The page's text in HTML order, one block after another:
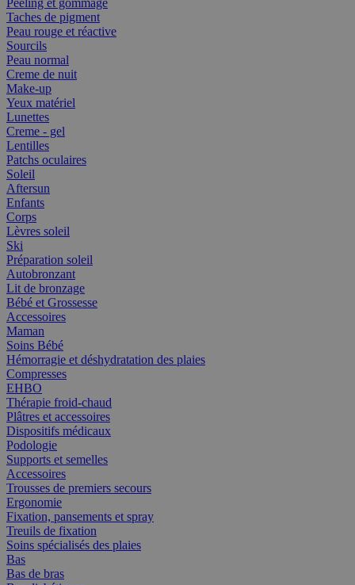
Peeling et gommage
Taches de pigment
Peau rouge et réactive
Sourcils
Peau normal
Creme de nuit
Make-up
Yeux matériel
Lunettes
Creme - gel
Lentilles
Patchs oculaires
Soleil
Aftersun
Enfants
Corps
Lèvres soleil
Ski
Préparation soleil
Autobronzant
Lit de bronzage
Bébé et Grossesse
Accessoires
Maman
Soins Bébé
Hémorragie et déshydratation des plaies
Compresses
EHBO
Thérapie froid-chaud
Plâtres et accessoires
Dispositifs médicaux
Podologie
Supports et semelles
Accessoires
Trousses de premiers secours
Ergonomie
Fixation, pansements et spray
Treuils de fixation
Soins spécialisés des plaies
Bas
Bas de bras